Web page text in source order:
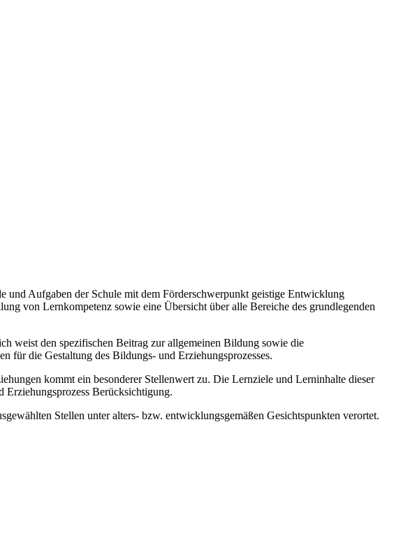
Aufgaben der Schule mit dem Förderschwerpunkt geistige Entwicklung
von Lernkompetenz sowie eine Übersicht über alle Bereiche des grundlegenden
weist den spezifischen Beitrag zur allgemeinen Bildung sowie die
für die Gestaltung des Bildungs- und Erziehungsprozesses.
kommt ein besonderer Stellenwert zu. Die Lernziele und Lerninhalte dieser
Erziehungsprozess Berücksichtigung.
Stellen unter alters- bzw. entwicklungsgemäßen Gesichtspunkten verortet.